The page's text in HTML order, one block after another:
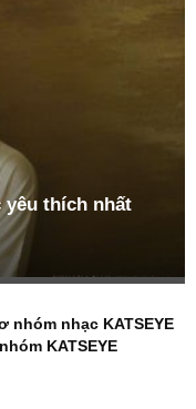
thích nhất
nhóm nhạc KATSEYE
KATSEYE